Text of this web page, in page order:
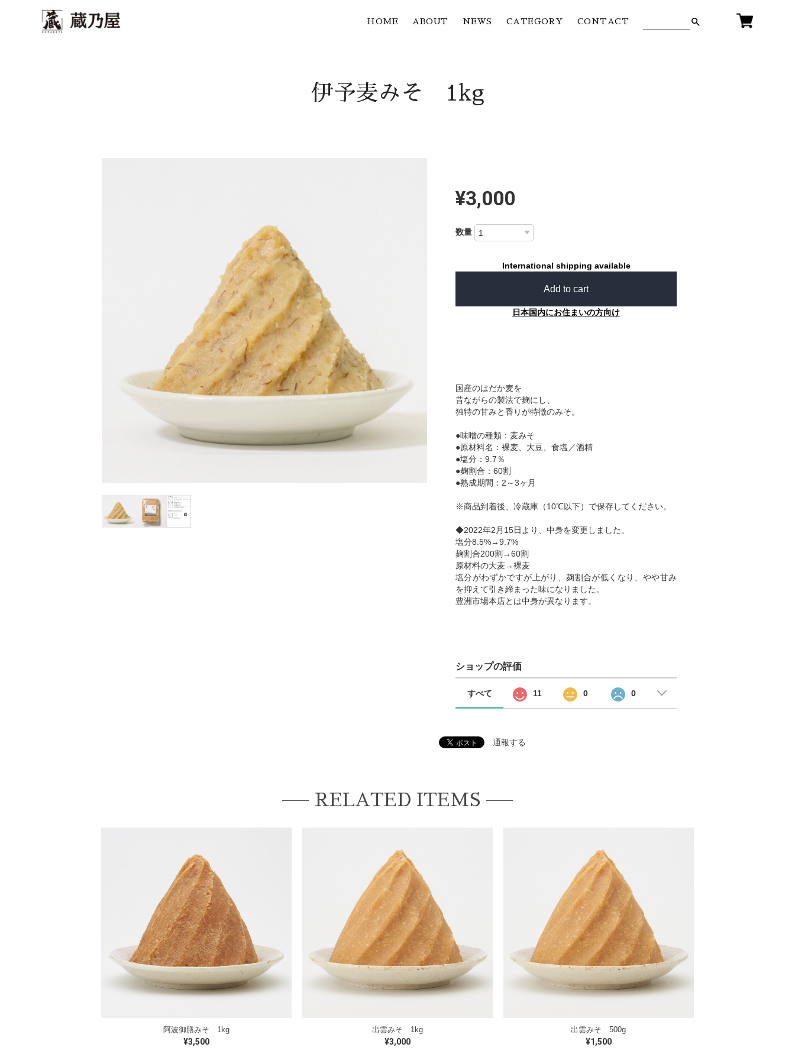
HOME ABOUT NEWS CATEGORY CONTACT
伊予麦みそ 1kg
¥3,000
数量
International shipping available
Add to cart
日本国内にお住まいの方向け
国産のはだか麦を
昔ながらの製法で麹にし、
独特の甘みと香りが特徴のみそ。
●味噌の種類：麦みそ
●原材料名：裸麦、大豆、食塩／酒精
●塩分：9.7％
●麹割合：60割
●熟成期間：2～3ヶ月
※商品到着後、冷蔵庫（10℃以下）で保存してください。
◆2022年2月15日より、中身を変更しました。
塩分8.5%→9.7%
麹割合200割→60割
原材料の大麦→裸麦
塩分がわずかですが上がり、麹割合が低くなり、やや甘み
を抑えて引き締まった味になりました。
豊洲市場本店とは中身が異なります。
ショップの評価
すべて 11 0 0
通報する
RELATED ITEMS
阿波御膳みそ 1kg
¥3,500
出雲みそ 1kg
¥3,000
出雲みそ 500g
¥1,500